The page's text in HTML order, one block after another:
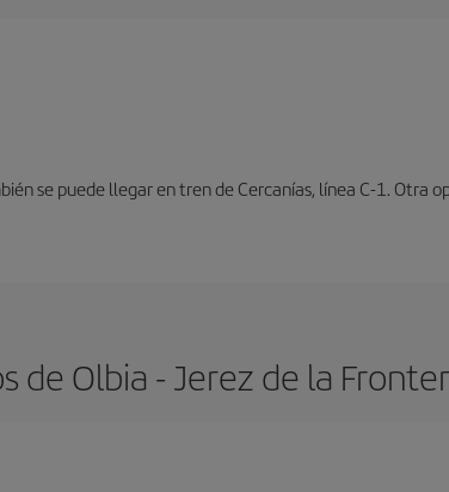
se puede llegar en tren de Cercanías, línea C-1. Otra
Olbia - Jerez de la